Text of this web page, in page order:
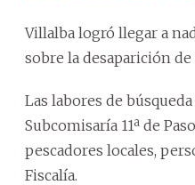
Villalba logró llegar a
sobre la desaparición
Las labores de
Subcomisaría 11ª de
pescadores locales,
Fiscalía.